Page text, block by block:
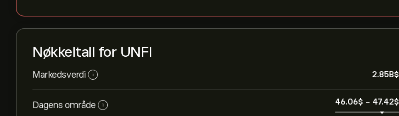
Nøkkeltall for UNFI
Markedsverdi i 2.85B‎$‎
Dagens område i 46.06‎$‎ - 47.42‎$‎